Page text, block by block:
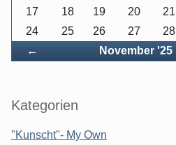
← November '25
17
18 19 20 21
24
25 26 27 28
Kategorien
"Kunscht"- My Own